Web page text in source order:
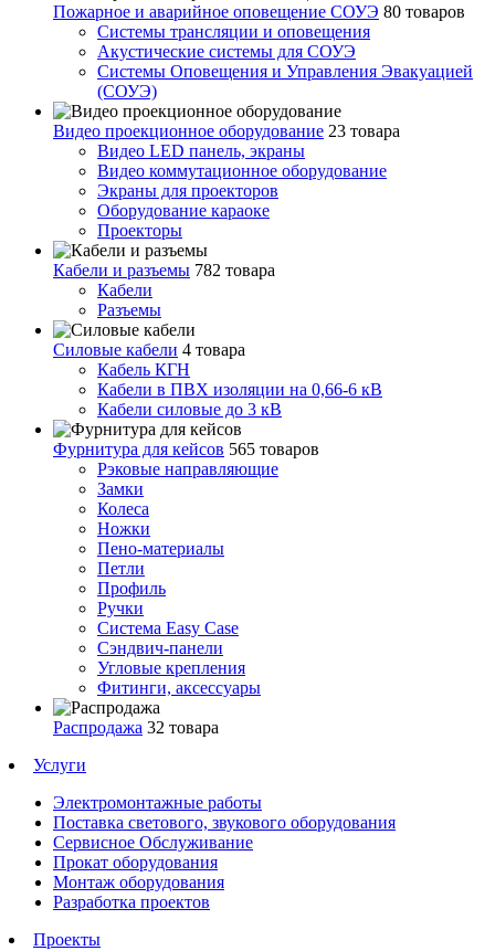
Пожарное и аварийное оповещение СОУЭ 80 товаров
Cистемы трансляции и оповещения
Акустические системы для СОУЭ
Системы Оповещения и Управления Эвакуацией
(СОУЭ)
Видео проекционное оборудование 23 товара
Видео LED панель, экраны
Видео коммутационное оборудование
Экраны для проекторов
Оборудование караоке
Проекторы
Кабели и разъемы 782 товара
Кабели
Разъемы
Силовые кабели 4 товара
Кабель КГН
Кабели в ПВХ изоляции на 0,66-6 кВ
Кабели силовые до 3 кВ
Фурнитура для кейсов 565 товаров
Рэковые направляющие
Замки
Колеса
Ножки
Пено-материалы
Петли
Профиль
Ручки
Система Easy Case
Сэндвич-панели
Угловые крепления
Фитинги, аксессуары
Распродажа 32 товара
Услуги
Электромонтажные работы
Поставка светового, звукового оборудования
Сервисное Обслуживание
Прокат оборудования
Монтаж оборудования
Разработка проектов
Проекты